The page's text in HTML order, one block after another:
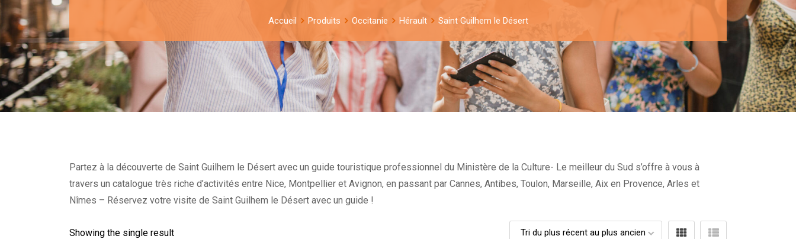
Accueil Produits Occitanie Hérault Saint Guilhem le Désert
Partez à la découverte de Saint Guilhem le Désert avec un guide touristique professionnel du Ministère de la Culture- Le meilleur du Sud s’offre à vous à
travers un catalogue très riche d’activités entre Nice, Montpellier et Avignon, en passant par Cannes, Antibes, Toulon, Marseille, Aix en Provence, Arles et
Nîmes – Réservez votre visite de Saint Guilhem le Désert avec un guide !
Showing the single result